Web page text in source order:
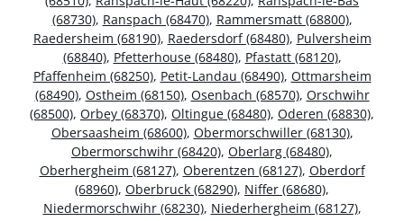
(68730), Ranspach (68470), Rammersmatt (68800),
Raedersheim (68190), Raedersdorf (68480), Pulversheim
(68840), Pfetterhouse (68480), Pfastatt (68120),
Pfaffenheim (68250), Petit-Landau (68490), Ottmarsheim
(68490), Ostheim (68150), Osenbach (68570), Orschwihr
(68500), Orbey (68370), Oltingue (68480), Oderen (68830),
Obersaasheim (68600), Obermorschwiller (68130),
Obermorschwihr (68420), Oberlarg (68480),
Oberhergheim (68127), Oberentzen (68127), Oberdorf
(68960), Oberbruck (68290), Niffer (68680),
Niedermorschwihr (68230), Niederhergheim (68127),